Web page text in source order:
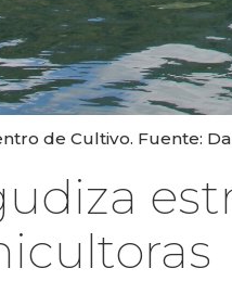
de Cultivo. Fuente: